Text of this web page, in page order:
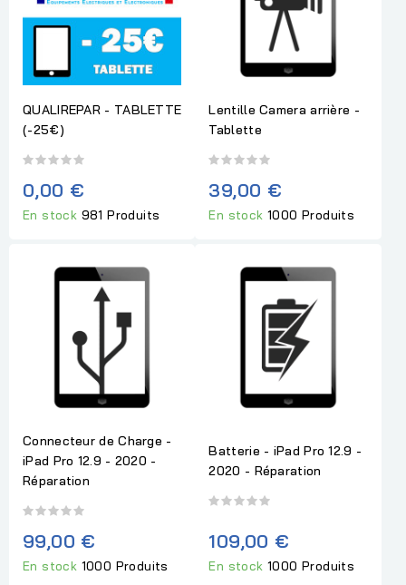
QUALIREPAR - TABLETTE
(-25€)
0,00 €
En stock 981 Produits
Lentille Camera arrière -
Tablette
39,00 €
En stock1000 Produits
Connecteur de Charge -
iPad Pro 12.9 - 2020 -
Réparation
99,00 €
En stock 1000 Produits
Batterie - iPad Pro 12.9 -
2020 - Réparation
109,00 €
En stock1000 Produits